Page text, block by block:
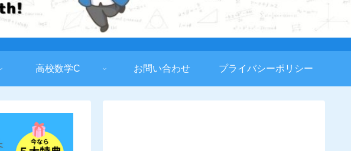
高校数学C お問い合わせ プライバシーポリシー